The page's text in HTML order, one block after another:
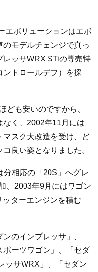
エボリューションはエボ
モデルチェンジで真っ
レッサWRX STiの専売特
トロールデフ）を採
ども安いのですから、
なく、2002年11月には
マスク大改造を受け、ど
良い姿となりました。
分相応の「20S」へグレ
、2003年9月にはワゴン
ッターエンジンを積む
のインプレッサ」、
ポーツワゴン」、「セダ
ッサWRX」、「セダン